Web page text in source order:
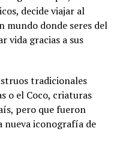
decide viajar al
mundo donde seres del
vida gracias a sus
tradicionales
o el Coco, criaturas
pero que fueron
nueva iconografía de